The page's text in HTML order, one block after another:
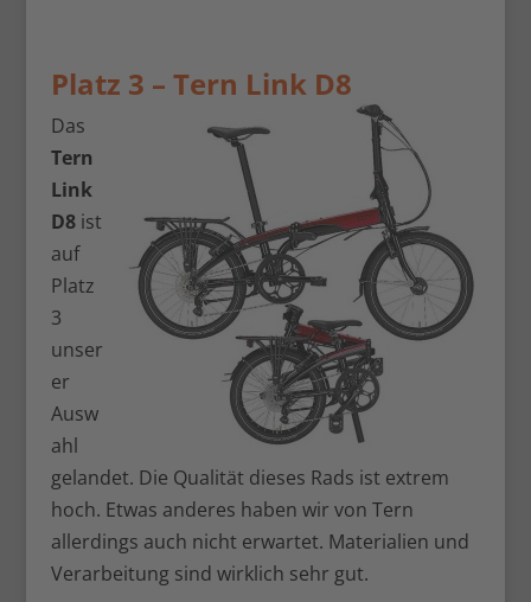
Platz 3 – Tern Link D8
Das
Tern
Link
D8ist
auf
Platz
3
unser
er
Ausw
ahl
gelandet. Die Qualität dieses Rads ist extrem
hoch. Etwas anderes haben wir von Tern
allerdings auch nicht erwartet. Materialien und
Verarbeitung sind wirklich sehr gut.